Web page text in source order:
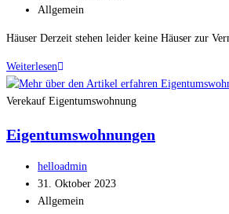
Allgemein
Häuser Derzeit stehen leider keine Häuser zur
Weiterlesen
Verekauf Eigentumswohnung
Eigentumswohnungen
helloadmin
31. Oktober 2023
Allgemein